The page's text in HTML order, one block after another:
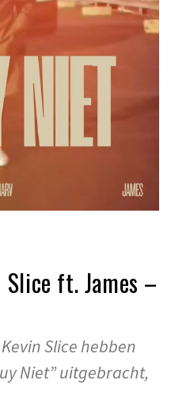
ft. James –
Slice hebben
Niet” uitgebracht,